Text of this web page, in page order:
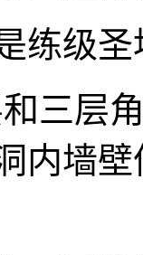
练级
三层
内墙